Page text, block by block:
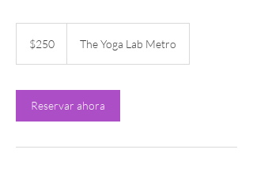
mexicanos
$250 The Yoga Lab Metro
Reservar ahora